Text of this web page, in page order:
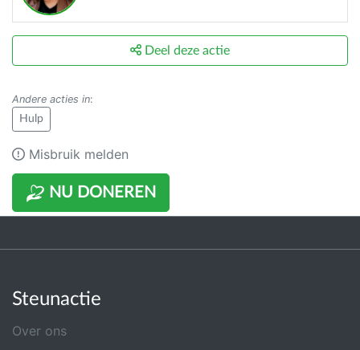
NU DONEREN
Deel deze actie
Andere acties in:
Hulp
Misbruik melden
Steunactie
Over ons